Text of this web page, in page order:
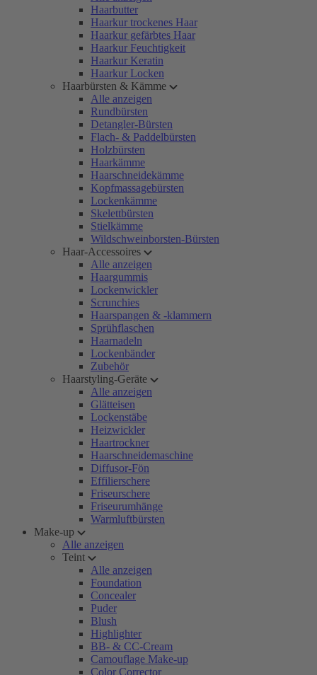
Haarbutter
Haarkur trockenes Haar
Haarkur gefärbtes Haar
Haarkur Feuchtigkeit
Haarkur Keratin
Haarkur Locken
Haarbürsten & Kämme
Alle anzeigen
Rundbürsten
Detangler-Bürsten
Flach- & Paddelbürsten
Holzbürsten
Haarkämme
Haarschneidekämme
Kopfmassagebürsten
Lockenkämme
Skelettbürsten
Stielkämme
Wildschweinborsten-Bürsten
Haar-Accessoires
Alle anzeigen
Haargummis
Lockenwickler
Scrunchies
Haarspangen & -klammern
Sprühflaschen
Haarnadeln
Lockenbänder
Zubehör
Haarstyling-Geräte
Alle anzeigen
Glätteisen
Lockenstäbe
Heizwickler
Haartrockner
Haarschneidemaschine
Diffusor-Fön
Effilierschere
Friseurschere
Friseurumhänge
Warmluftbürsten
Make-up
Alle anzeigen
Teint
Alle anzeigen
Foundation
Concealer
Puder
Blush
Highlighter
BB- & CC-Cream
Camouflage Make-up
Color Corrector